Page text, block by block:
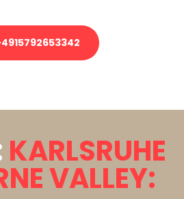
KARLSRUHE
VALLEY: